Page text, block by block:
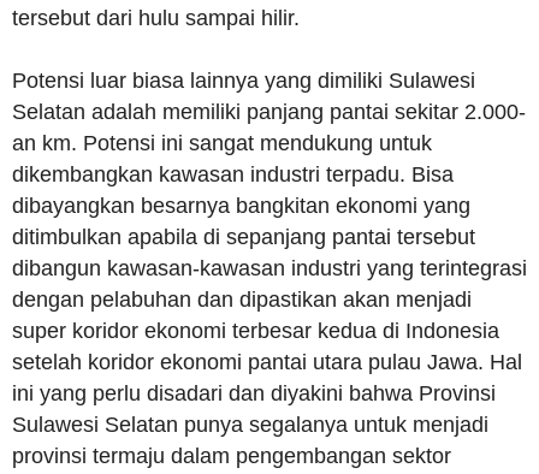
tersebut dari hulu sampai hilir.
Potensi luar biasa lainnya yang dimiliki Sulawesi
Selatan adalah memiliki panjang pantai sekitar 2.000-
an km. Potensi ini sangat mendukung untuk
dikembangkan kawasan industri terpadu. Bisa
dibayangkan besarnya bangkitan ekonomi yang
ditimbulkan apabila di sepanjang pantai tersebut
dibangun kawasan-kawasan industri yang terintegrasi
dengan pelabuhan dan dipastikan akan menjadi
super koridor ekonomi terbesar kedua di Indonesia
setelah koridor ekonomi pantai utara pulau Jawa. Hal
ini yang perlu disadari dan diyakini bahwa Provinsi
Sulawesi Selatan punya segalanya untuk menjadi
provinsi termaju dalam pengembangan sektor